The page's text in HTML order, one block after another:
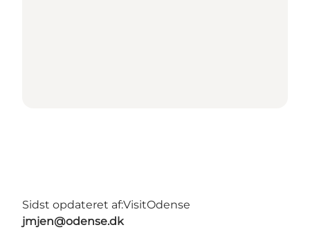
Sidst opdateret af:VisitOdense
jmjen@odense.dk